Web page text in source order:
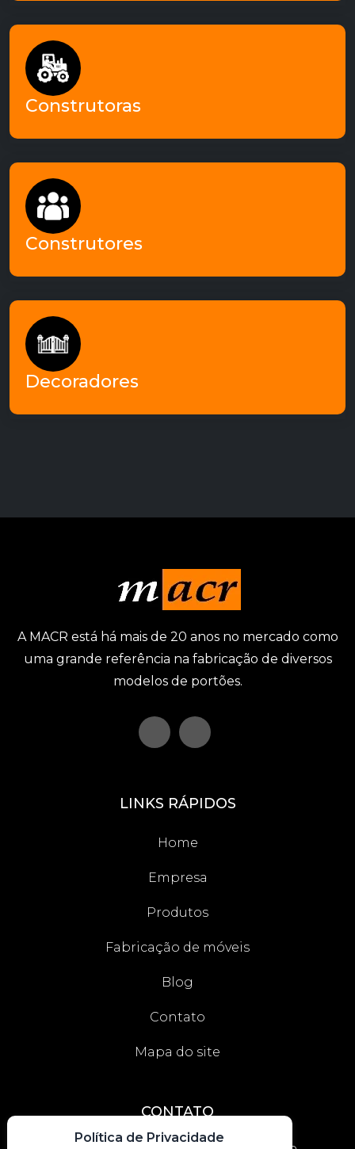
Construtoras
Empresas que atuam como construtoras atuam
em parceria com MACR diariamente!
Construtores
Construtores dos mais diversos segmentos
contam com os serviços da MACR!
Decoradores
constantemente em parceria com a MACR!
A MACR está há mais de 20 anos no mercado como
uma grande referência na fabricação de diversos
modelos de portões.
LINKS RÁPIDOS
Home
Empresa
Produtos
Fabricação de móveis
Blog
Contato
Mapa do site
CONTATO
Política de Privacidade